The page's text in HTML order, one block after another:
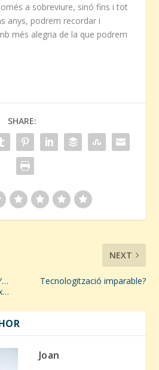
a sobreviure, sinó fins i tot
anys, podrem recordar i
més alegria de la que podrem
SHARE:
NEXT
Tecnologització imparable?
Joan